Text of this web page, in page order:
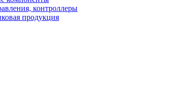
контроллеры
продукция